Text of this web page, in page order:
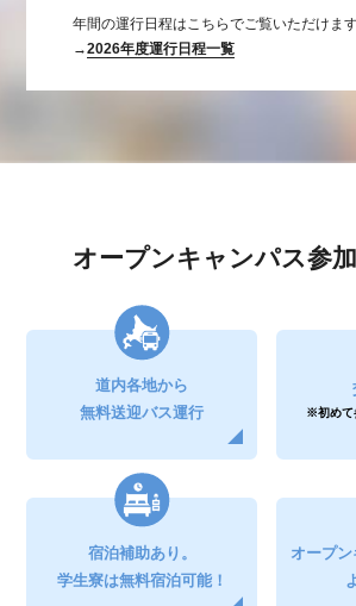
年間の運行日程はこちらでご覧いただけます
→2026年度運行日程一覧
オープンキャンパス参
道内各地から
無料送迎バス運行
※初めて
宿泊補助あり。
学生寮は無料宿泊可能！
オープ